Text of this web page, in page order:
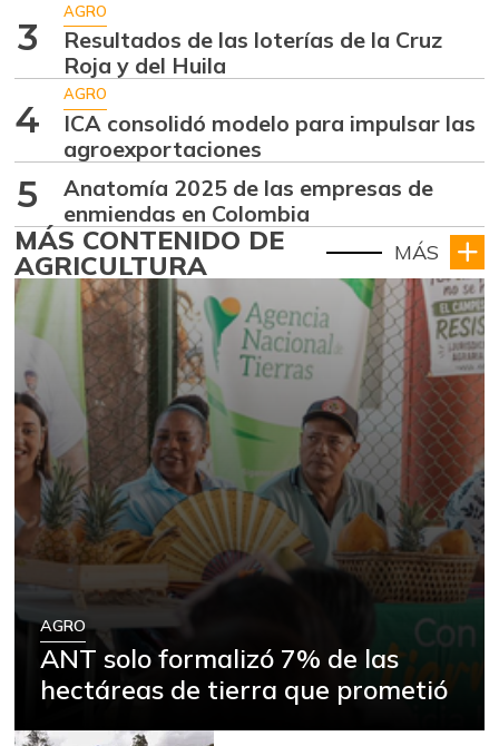
3
AGRO
Resultados de las loterías de la Cruz
Roja y del Huila
4
AGRO
ICA consolidó modelo para impulsar las
agroexportaciones
5
Anatomía 2025 de las empresas de
enmiendas en Colombia
MÁS CONTENIDO DE
AGRICULTURA MÁS
AGRO
ANT solo formalizó 7% de las
hectáreas de tierra que prometió